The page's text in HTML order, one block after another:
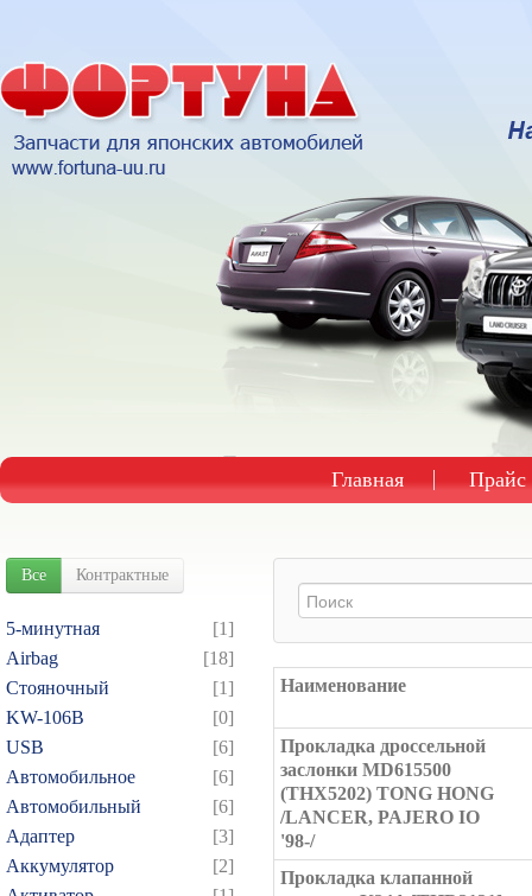
Главная Прайс
Все Контрактные
5-минутная
[1]
Airbag
[18]
Cтояночный
[1]
KW-106B
[0]
USB
[6]
Автомобильное
[6]
Автомобильный
[6]
Адаптер
[3]
Аккумулятор
[2]
Наименование
Прокладка дроссельной
заслонки MD615500
(THX5202) TONG HONG
/LANCER, PAJERO IO
'98-/
Прокладка клапанной